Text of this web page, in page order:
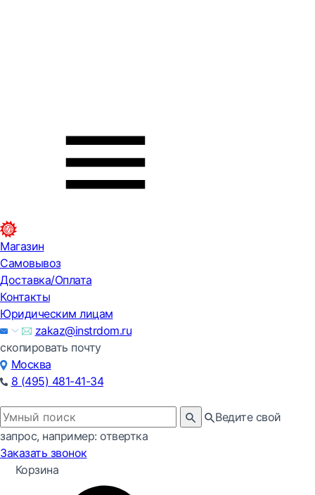
Магазин
Самовывоз
Доставка/Оплата
Контакты
Юридическим лицам
zakaz@instrdom.ru
скопировать почту
Москва
8 (495) 481-41-34
Ведите свой
запрос, например: отвертка
Заказать звонок
Корзина